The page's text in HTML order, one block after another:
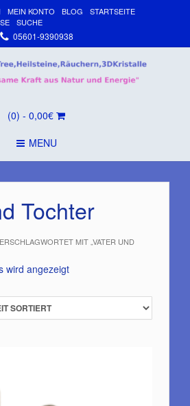
MEIN KONTO BLOG
STARTSEITE
SUCHE
05601-9390938
(0) - 0,00€
MENU
MIT „VATER UND
Tochter
wird angezeigt